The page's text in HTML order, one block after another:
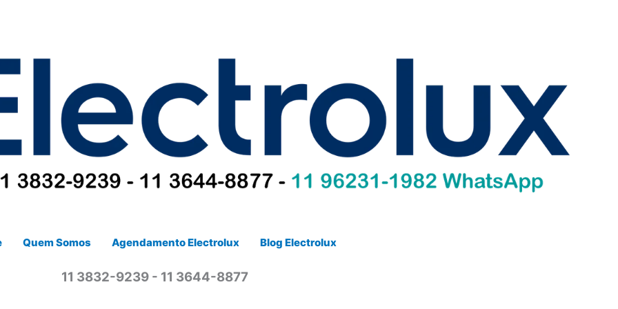
Quem Somos Agendamento Electrolux Blog Electrolux
11 3832-9239 - 11 3644-8877